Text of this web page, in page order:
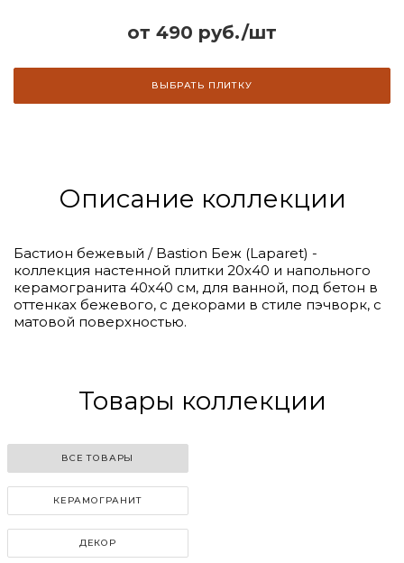
от 490 руб./шт
ВЫБРАТЬ ПЛИТКУ
Описание коллекции
Бастион бежевый / Bastion Беж (Laparet) -
коллекция настенной плитки 20х40 и напольного
керамогранита 40х40 см, для ванной, под бетон в
оттенках бежевого, с декорами в стиле пэчворк, с
матовой поверхностью.Click to
Товары коллекции
ВСЕ ТОВАРЫ
КЕРАМОГРАНИТ
ДЕКОР